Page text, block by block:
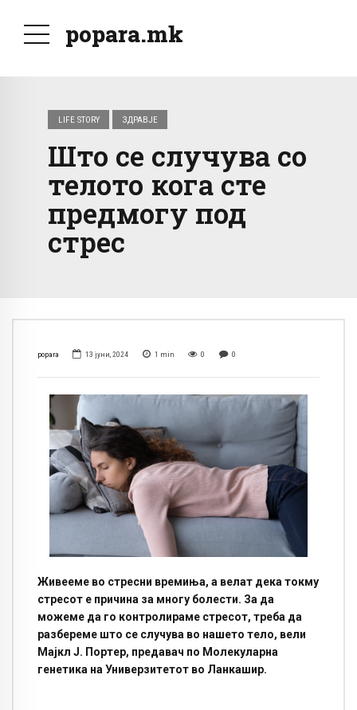
popara.mk
LIFE STORY ЗДРАВЈЕ
Што се случува со
телото кога сте
предмогу под
стрес
popara 13 јуни, 2024 1 min 0 0
Живееме во стресни времиња, а велат дека токму
стресот е причина за многу болести. За да
можеме да го контролираме стресот, треба да
разбереме што се случува во нашето тело, вели
Мајкл Ј. Портер, предавач по Молекуларна
генетика на Универзитетот во Ланкашир.